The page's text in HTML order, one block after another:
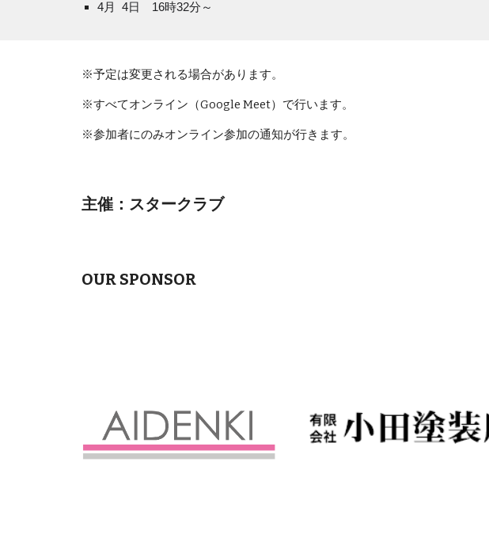
4月 4日 16時32分～
※予定は変更される場合があります。
※すべてオンライン（Google Meet）で行います。
※参加者にのみオンライン参加の通知が行きます。
主催：スタークラブ
OUR SPONSOR